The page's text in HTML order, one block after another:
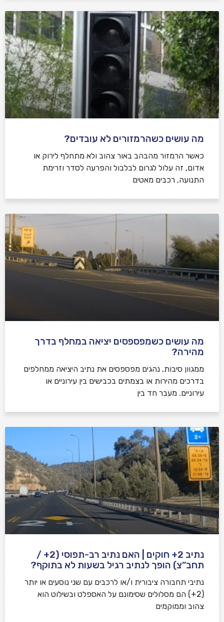
מה עושים כשהרמזורים לא עובדים?
כאשר הרמזור מהבהב באור צהוב ולא מתחלף לירוק או
אדום, זה עלול לגרום לבלבול והפרעה לסדר וזרימת
התנועה, רכבים מאטים
מה עושים כשמפספסים יציאה במחלף בדרך
מהירה?
ממגוון סיבות, נהגים מפספסים את נתיב היציאה ממחלפים
בדרכים מהירות או בצמתים בכבישים בין עירוניים או
עירוניים. מעבר חד בין
נתיב 2+ חוקים | האם נתיב רב-תפוסי (2+ /
תחב”צ) הופך לנתיב רגיל בשעות לא בתוקף?
נתיבי תחבורה ציבורית ו/או לרכבים עם שני נוסעים או יותר
(2+) הם מסלולים שסימונם על האספלט ובשילוט הוא
צהוב וממוקמים